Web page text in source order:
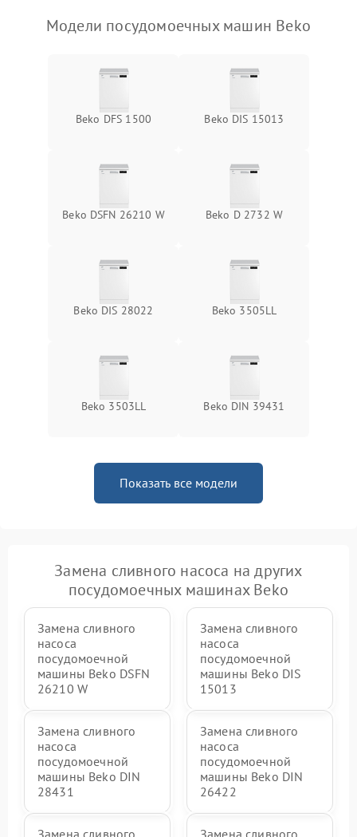
Модели посудомоечных машин Beko
Beko DFS 1500 Beko DIS 15013
Beko DSFN 26210 W Beko D 2732 W
Beko DIS 28022 Beko 3505LL
Beko 3503LL Beko DIN 39431
Показать все модели
Замена сливного насоса на других
посудомоечных машинах Beko
Замена сливного
насоса
посудомоечной
машины Beko DSFN
26210 W
Замена сливного
насоса
посудомоечной
машины Beko DIS
15013
Замена сливного
насоса
посудомоечной
машины Beko DIN
28431
Замена сливного
насоса
посудомоечной
машины Beko DIN
26422